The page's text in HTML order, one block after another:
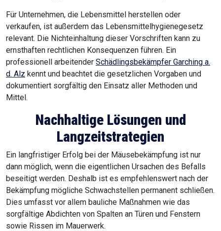
Für Unternehmen, die Lebensmittel herstellen oder
verkaufen, ist außerdem das Lebensmittelhygienegesetz
relevant. Die Nichteinhaltung dieser Vorschriften kann zu
ernsthaften rechtlichen Konsequenzen führen. Ein
professionell arbeitender Schädlingsbekämpfer Garching a.
d. Alz kennt und beachtet die gesetzlichen Vorgaben und
dokumentiert sorgfältig den Einsatz aller Methoden und
Mittel.
Nachhaltige Lösungen und
Langzeitstrategien
Ein langfristiger Erfolg bei der Mäusebekämpfung ist nur
dann möglich, wenn die eigentlichen Ursachen des Befalls
beseitigt werden. Deshalb ist es empfehlenswert nach der
Bekämpfung mögliche Schwachstellen permanent schließen.
Dies umfasst vor allem bauliche Maßnahmen wie das
sorgfältige Abdichten von Spalten an Türen und Fenstern
sowie Rissen im Mauerwerk.